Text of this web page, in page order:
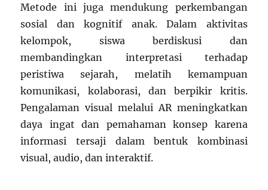
Metode ini juga mendukung perkembangan
sosial dan kognitif anak. Dalam aktivitas
kelompok, siswa berdiskusi dan
membandingkan interpretasi terhadap
peristiwa sejarah, melatih kemampuan
komunikasi, kolaborasi, dan berpikir kritis.
Pengalaman visual melalui AR meningkatkan
daya ingat dan pemahaman konsep karena
informasi tersaji dalam bentuk kombinasi
visual, audio, dan interaktif.